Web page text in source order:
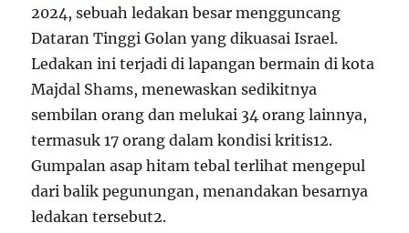
2024, sebuah ledakan besar mengguncang
Dataran Tinggi Golan yang dikuasai Israel.
Ledakan ini terjadi di lapangan bermain di kota
Majdal Shams, menewaskan sedikitnya
sembilan orang dan melukai 34 orang lainnya,
termasuk 17 orang dalam kondisi kritis12.
Gumpalan asap hitam tebal terlihat mengepul
dari balik pegunungan, menandakan besarnya
ledakan tersebut2.